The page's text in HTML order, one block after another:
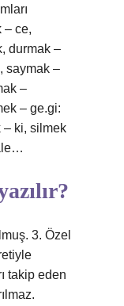
– ce,
durmak –
saymak –
–
– ge.gi:
– ki, silmek
3. Özel
takip eden